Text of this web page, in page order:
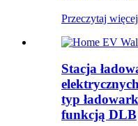
Przeczytaj więcej
Stacja
typ
funkcją DLB